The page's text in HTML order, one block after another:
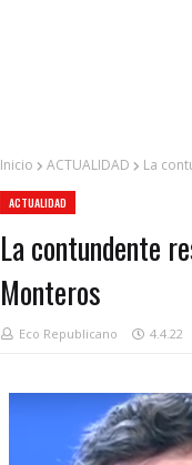
Inicio ACTUALIDAD La
ACTUALIDAD
La contundente
Monteros
Eco Republicano 4.4.22